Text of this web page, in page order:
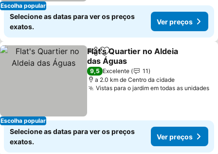
Escolha popular
Selecione as datas para ver os preços
exatos.
Ver preços
Escolha popular
PartilharAdicionar aos favoritos
Flat's Quartier no Aldeia
das Águas
Ver preços
9,5 Excelente
11
a 2.0 km de Centro da cidade
Vistas para o jardim em todas as unidades
Selecione as datas para ver os preços
exatos.
Ver preços